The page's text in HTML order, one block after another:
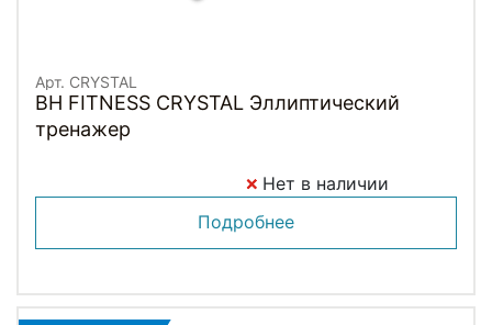
Арт. CRYSTAL
BH FITNESS CRYSTAL Эллиптический
тренажер
Нет в наличии
Подробнее